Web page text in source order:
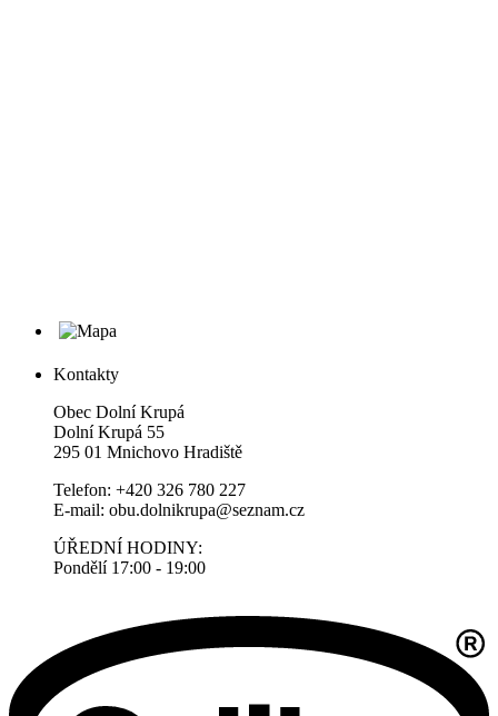
Kontakty
Obec Dolní Krupá
Dolní Krupá 55
295 01 Mnichovo Hradiště
Telefon: +420 326 780 227
E-mail: obu.dolnikrupa@seznam.cz
ÚŘEDNÍ HODINY:
Pondělí 17:00 - 19:00